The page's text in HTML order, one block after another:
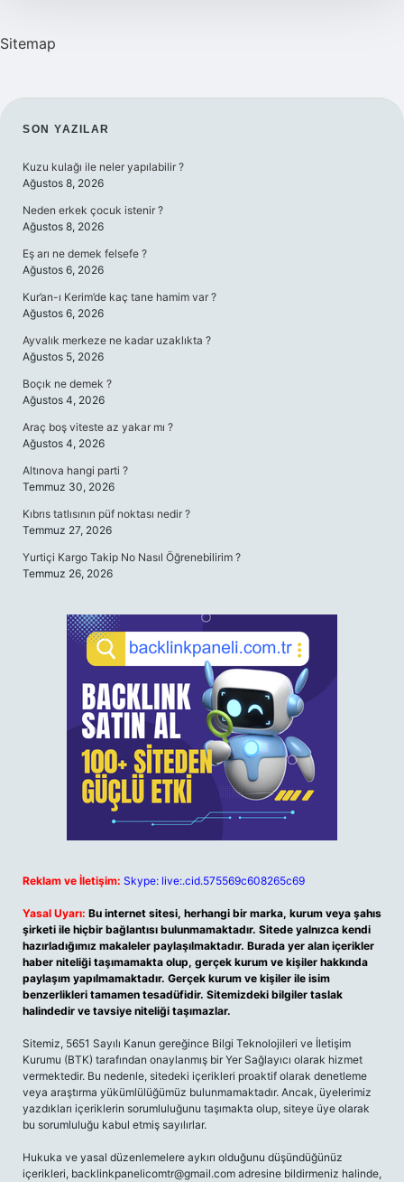
Sitemap
SIDEBAR
SON YAZILAR
Kuzu kulağı ile neler yapılabilir ?
Ağustos 8, 2026
Neden erkek çocuk istenir ?
Ağustos 8, 2026
Eş arı ne demek felsefe ?
Ağustos 6, 2026
Kur’an-ı Kerim’de kaç tane hamim var ?
Ağustos 6, 2026
Ayvalık merkeze ne kadar uzaklıkta ?
Ağustos 5, 2026
Boçık ne demek ?
Ağustos 4, 2026
Araç boş viteste az yakar mı ?
Ağustos 4, 2026
Altınova hangi parti ?
Temmuz 30, 2026
Kıbrıs tatlısının püf noktası nedir ?
Temmuz 27, 2026
Yurtiçi Kargo Takip No Nasıl Öğrenebilirim ?
Temmuz 26, 2026
Reklam ve İletişim: Skype: live:.cid.575569c608265c69
Yasal Uyarı: Bu internet sitesi, herhangi bir marka, kurum veya şahıs
şirketi ile hiçbir bağlantısı bulunmamaktadır. Sitede yalnızca kendi
hazırladığımız makaleler paylaşılmaktadır. Burada yer alan içerikler
haber niteliği taşımamakta olup, gerçek kurum ve kişiler hakkında
paylaşım yapılmamaktadır. Gerçek kurum ve kişiler ile isim
benzerlikleri tamamen tesadüfidir. Sitemizdeki bilgiler taslak
halindedir ve tavsiye niteliği taşımazlar.
Sitemiz, 5651 Sayılı Kanun gereğince Bilgi Teknolojileri ve İletişim
Kurumu (BTK) tarafından onaylanmış bir Yer Sağlayıcı olarak hizmet
vermektedir. Bu nedenle, sitedeki içerikleri proaktif olarak denetleme
veya araştırma yükümlülüğümüz bulunmamaktadır. Ancak, üyelerimiz
yazdıkları içeriklerin sorumluluğunu taşımakta olup, siteye üye olarak
bu sorumluluğu kabul etmiş sayılırlar.
Hukuka ve yasal düzenlemelere aykırı olduğunu düşündüğünüz
içerikleri, backlinkpanelicomtr@gmail.com adresine bildirmeniz halinde,